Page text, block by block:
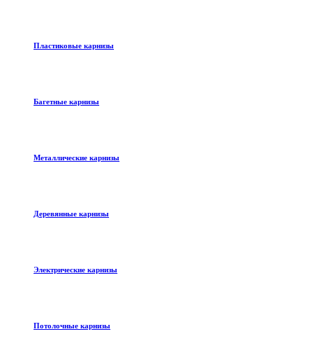
Пластиковые карнизы
Багетные карнизы
Металлические карнизы
Деревянные карнизы
Электрические карнизы
Потолочные карнизы